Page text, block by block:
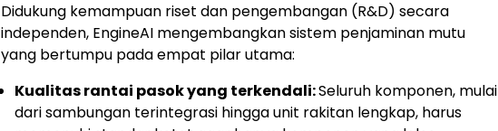
Didukung kemampuan riset dan pengembangan (R&D) secara
independen, EngineAI mengembangkan sistem penjaminan mutu
yang bertumpu pada empat pilar utama:
Kualitas rantai pasok yang terkendali:Seluruh komponen, mulai
dari sambungan terintegrasi hingga unit rakitan lengkap, harus